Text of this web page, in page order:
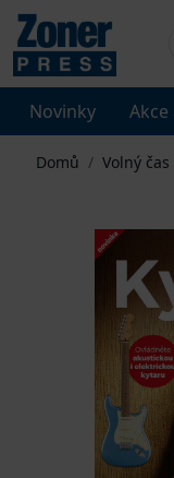
Novinky Akce
Domů / Volný čas